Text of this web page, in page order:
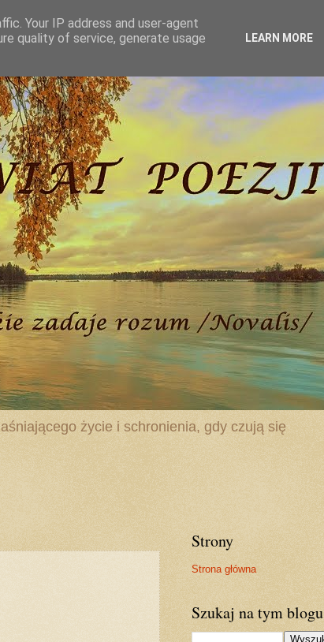
życie i schronienia, gdy czują się
Strony
Strona główna
Szukaj na tym blogu
Your IP address and user-agent
quality of service, generate usage
LEARN MORE